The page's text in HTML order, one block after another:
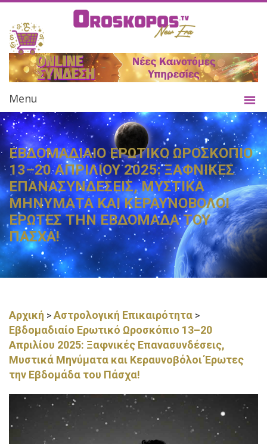
Menu
ΕΒΔΟΜΑΔΙΑΙΟ ΕΡΩΤΙΚΟ ΩΡΟΣΚΟΠΙΟ
13–20 ΑΠΡΙΛΙΟΥ 2025: ΞΑΦΝΙΚΕΣ
ΕΠΑΝΑΣΥΝΔΕΣΕΙΣ, ΜΥΣΤΙΚΑ
ΜΗΝΥΜΑΤΑ ΚΑΙ ΚΕΡΑΥΝΟΒΟΛΟΙ
ΕΡΩΤΕΣ ΤΗΝ ΕΒΔΟΜΑΔΑ ΤΟΥ
ΠΑΣΧΑ!
Αρχική > Αστρολογική Επικαιρότητα >
Εβδομαδιαίο Ερωτικό Ωροσκόπιο 13–20
Απριλίου 2025: Ξαφνικές Επανασυνδέσεις,
Μυστικά Μηνύματα και Κεραυνοβόλοι Έρωτες
την Εβδομάδα του Πάσχα!